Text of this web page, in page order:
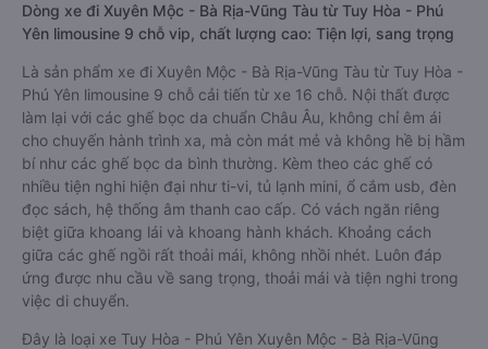
Dòng xe đi Xuyên Mộc - Bà Rịa-Vũng Tàu từ Tuy Hòa - Phú
Yên limousine 9 chỗ vip, chất lượng cao: Tiện lợi, sang trọng
Là sản phẩm xe đi Xuyên Mộc - Bà Rịa-Vũng Tàu từ Tuy Hòa -
Phú Yên limousine 9 chỗ cải tiến từ xe 16 chỗ. Nội thất được
làm lại với các ghế bọc da chuẩn Châu Âu, không chỉ êm ái
cho chuyến hành trình xa, mà còn mát mẻ và không hề bị hầm
bí như các ghế bọc da bình thường. Kèm theo các ghế có
nhiều tiện nghi hiện đại như ti-vi, tủ lạnh mini, ổ cắm usb, đèn
đọc sách, hệ thống âm thanh cao cấp. Có vách ngăn riêng
biệt giữa khoang lái và khoang hành khách. Khoảng cách
giữa các ghế ngồi rất thoải mái, không nhồi nhét. Luôn đáp
ứng được nhu cầu về sang trọng, thoải mái và tiện nghi trong
việc di chuyển.
Đây là loại xe Tuy Hòa - Phú Yên Xuyên Mộc - Bà Rịa-Vũng